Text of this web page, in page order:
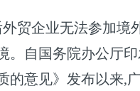
贸企业无法参加境
。自国务院办公厅
的意见》发布以来,